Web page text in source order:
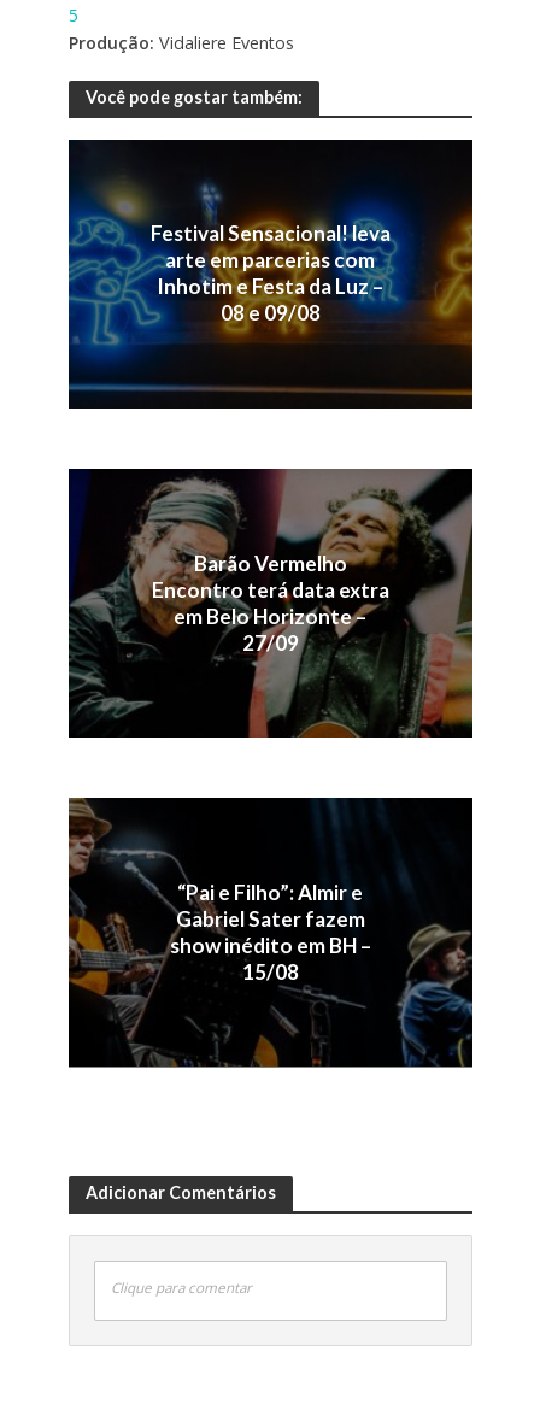
5
Produção: Vidaliere Eventos
Você pode gostar também:
Festival Sensacional! leva
arte em parcerias com
Inhotim e Festa da Luz –
08 e 09/08
Barão Vermelho
Encontro terá data extra
em Belo Horizonte –
27/09
“Pai e Filho”: Almir e
Gabriel Sater fazem
show inédito em BH –
15/08
Adicionar Comentários
Clique para comentar